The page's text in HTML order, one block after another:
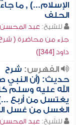
الإسلام...) , ما
الحلف
للشيخ: عبد المحسن
جزء من محاضرة (
داود [344])
الفهرس: شرح
حديث: (أن النبي
الله عليه وسلم
يغتسل من أربع
الغسل من غسل
للشيخ: عبد المحسن